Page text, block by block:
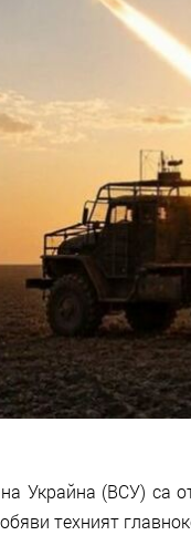
Украйна (ВСУ) са
техният